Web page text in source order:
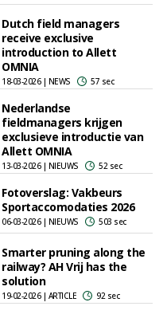
Dutch field managers
receive exclusive
introduction to Allett
OMNIA
18-03-2026 | NEWS 57 sec
Nederlandse
fieldmanagers krijgen
exclusieve introductie van
Allett OMNIA
13-03-2026 | NIEUWS 52 sec
Fotoverslag: Vakbeurs
Sportaccomodaties 2026
06-03-2026 | NIEUWS 503 sec
Smarter pruning along the
railway? AH Vrij has the
solution
19-02-2026 | ARTICLE 92 sec